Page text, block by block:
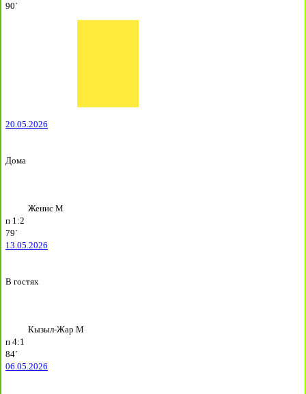
90`
20.05.2026
Дома
Женис М
п 1:2
79`
13.05.2026
В гостях
Кызыл-Жар М
п 4:1
84`
06.05.2026